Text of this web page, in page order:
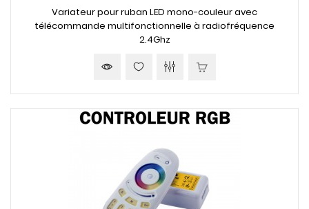
Variateur pour ruban LED mono-couleur avec
télécommande multifonctionnelle à radiofréquence
2.4Ghz